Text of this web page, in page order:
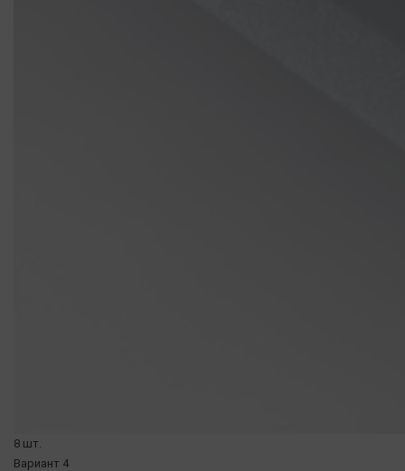
8 шт.
Вариант 4